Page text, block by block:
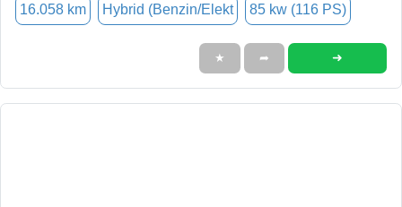
16.058 km Hybrid (Benzin/Elekt 85 kw (116 PS)
★ ➦ ➜